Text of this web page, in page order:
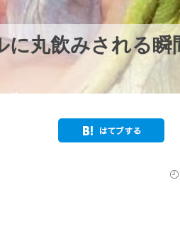
に丸飲みされる